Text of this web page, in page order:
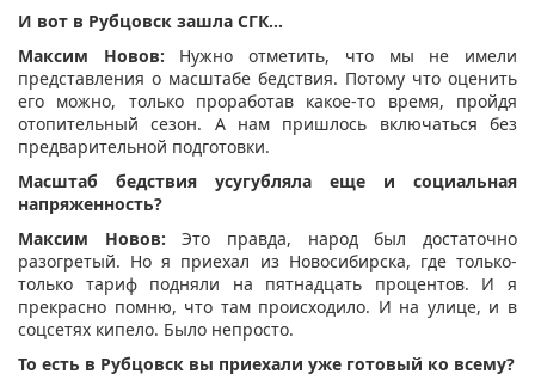
И вот в Рубцовск зашла СГК…
Максим Новов: Нужно отметить, что мы не имели
представления о масштабе бедствия. Потому что оценить
его можно, только проработав какое-то время, пройдя
отопительный сезон. А нам пришлось включаться без
предварительной подготовки.
Масштаб бедствия усугубляла еще и социальная
напряженность?
Максим Новов: Это правда, народ был достаточно
разогретый. Но я приехал из Новосибирска, где только-
только тариф подняли на пятнадцать процентов. И я
прекрасно помню, что там происходило. И на улице, и в
соцсетях кипело. Было непросто.
То есть в Рубцовск вы приехали уже готовый ко всему?